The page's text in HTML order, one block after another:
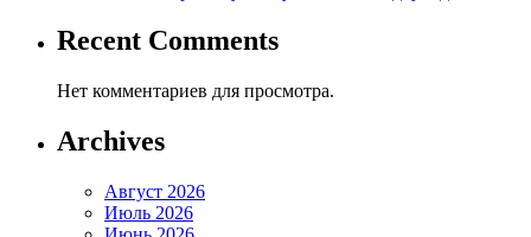
Recent Comments
Нет комментариев для просмотра.
Archives
Август 2026
Июль 2026